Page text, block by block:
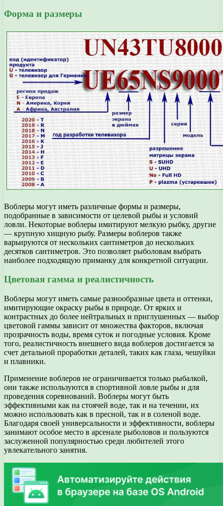
Форма и размеры
Воблеры могут иметь различные формы и размеры,
подобранные в зависимости от целевой рыбы и условий
ловли. Некоторые воблеры имитируют мелкую рыбку, другие
— крупную хищную рыбу. Размеры воблеров также
варьируются от нескольких сантиметров до нескольких
десятков сантиметров. Это позволяет рыболовам выбрать
наиболее подходящую приманку для конкретной ситуации.
Цветовая гамма и реалистичность
Воблеры могут иметь самые разнообразные цвета и оттенки,
имитирующие окраску рыбы в природе. От ярких и
контрастных до более нейтральных и приглушенных — выбор
цветовой гаммы зависит от множества факторов, включая
прозрачность воды, время суток и погодные условия. Кроме
того, реалистичность внешнего вида воблеров достигается за
счет детальной проработки деталей, таких как глаза, чешуйки
и плавники.
Применение воблеров не ограничивается только рыбалкой,
они также используются в спортивной ловле рыбы и для
проведения соревнований. Воблеры могут быть
эффективными как на стоячей воде, так и на течении, их
можно использовать как в пресной, так и в соленой воде.
Благодаря своей универсальности и эффективности, воблеры
занимают особое место в арсенале рыболовов и пользуются
заслуженной популярностью среди любителей этого
увлекательного занятия.